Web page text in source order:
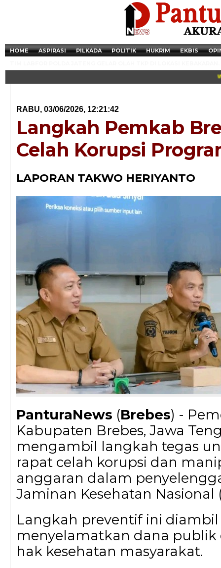
HOME ASPIRASI PILKADA POLITIK HUKRIM EKBIS
Razia Transaksi
RABU, 03/06/2026, 12:21:42
Langkah Pemkab
Celah Korupsi
LAPORAN TAKWO HERIYANTO
PanturaNews (Brebes) -
Kabupaten Brebes, Jawa
mengambil langkah tegas
rapat celah korupsi dan
anggaran dalam
Jaminan Kesehatan Nasional
Langkah preventif ini
menyelamatkan dana
hak kesehatan masyarakat.